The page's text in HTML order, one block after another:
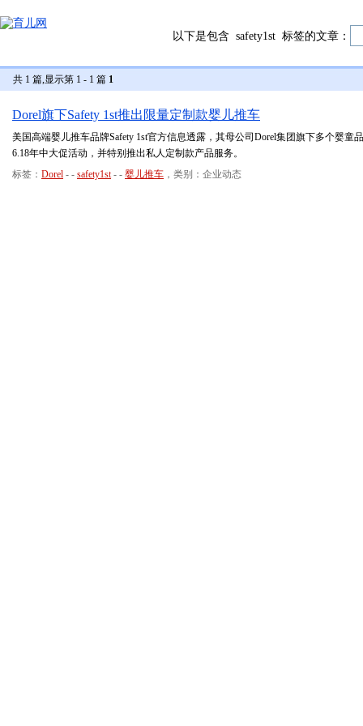
以下是包含 safety1st 标签的文章：
共 1 篇,显示第 1 - 1 篇 1
Dorel旗下Safety 1st推出限量定制款婴儿推车
美国高端婴儿推车品牌Safety 1st官方信息透露，其母公司Dorel集团旗下多个婴童
6.18年中大促活动，并特别推出私人定制款产品服务。
标签： Dorel - - safety1st- - 婴儿推车 ，类别：企业动态